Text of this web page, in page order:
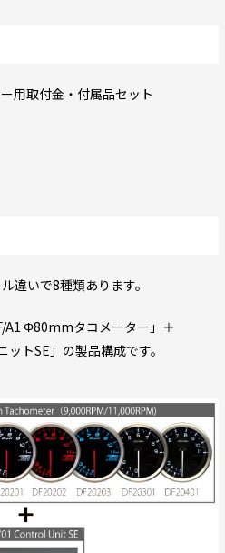
用取付金・付属品セット
違いで8種類あります。
A1 Φ80mmタコメーター」＋
ットSE」の製品構成です。